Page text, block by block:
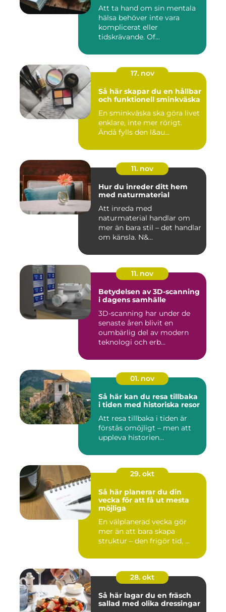
Att ta hand om sin mentala
hälsa behöver inte vara
komplicerat eller
tidskrävande. Of...
17. nov
Så här skapar du en hållbar
och funktionell sminkväska
En sminkväska ska göra livet
enklare, inte mer rörigt.
Ändå fylls den l&au...
11. nov
Hur du inreder ditt hem
med naturmaterial
Att inreda med
naturmaterial handlar om
mer än bara stil – det handlar
om känsla. N&...
11. nov
Betydelsen av 3D-scanning
i dagens samhälle
3D-scanning har under de
senaste åren blivit en
oumbärlig del av modern
teknologi och erb...
01. nov
Så här kan du resa tillbaka
i tiden med historiska resor
Att resa tillbaka i tiden är
förstås omöjligt – men att
uppleva historien...
29. okt
Så här planerar du din
vecka för att få ut mesta
möjliga
En välplanerad vecka gör
mer än att bara skapa
struktur – den frigör tid, ...
28. okt
Så här lagar du en fräsch
sallad med olika dressingar